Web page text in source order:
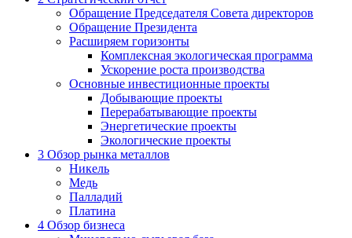
Обращение Председателя Совета директоров
Обращение Президента
Расширяем горизонты
Комплексная экологическая программа
Ускорение роста производства
Основные инвестиционные проекты
Добывающие проекты
Перерабатывающие проекты
Энергетические проекты
Экологические проекты
3 Обзор рынка металлов
Никель
Медь
Палладий
Платина
4 Обзор бизнеса